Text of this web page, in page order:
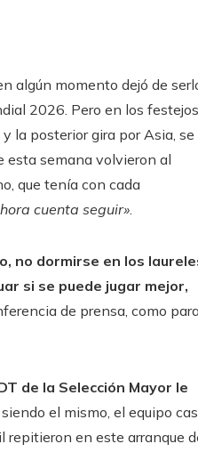
algún momento dejó de
2026. Pero en los festejos
la posterior gira por Asia, se
esta semana volvieron al
que tenía con cada
cuenta seguir».
no dormirse en los
si se puede jugar mejor,
de prensa, como
de la Selección Mayor le
el mismo, el equipo
repitieron en este arranque